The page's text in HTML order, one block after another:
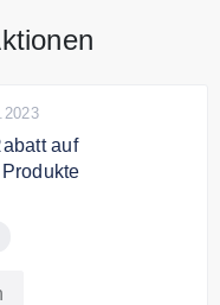
auf